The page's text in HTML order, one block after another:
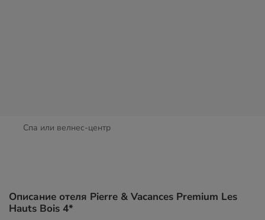
Спа или велнес-центр
Описание отеля Pierre & Vacances Premium Les
Hauts Bois 4*